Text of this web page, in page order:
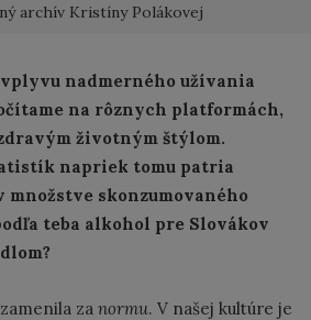
archív Kristíny Polákovej
nadmerného užívania
na rôznych platformách,
životným štýlom.
napriek tomu patria
skonzumovaného
teba alkohol pre Slovákov
za normu. V našej kultúre je